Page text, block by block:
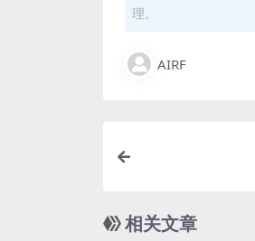
理。
AIRF
相关文章